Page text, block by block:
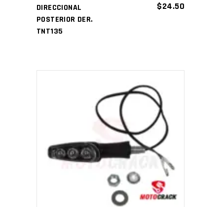
DIRECCIONAL
POSTERIOR DER.
TNT135
$24.50
AÑADIR AL CARRITO